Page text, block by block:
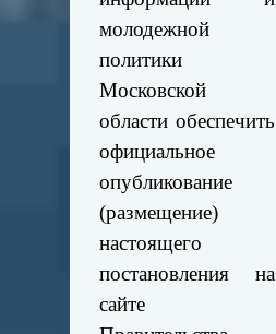
молодежной
политики
Московской
области обеспечить
официальное
опубликование
(размещение)
настоящего
постановления на
сайте